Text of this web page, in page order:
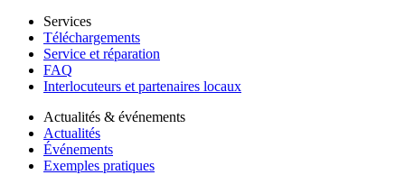
Services
Téléchargements
Service et réparation
FAQ
Interlocuteurs et partenaires locaux
Actualités & événements
Actualités
Événements
Exemples pratiques